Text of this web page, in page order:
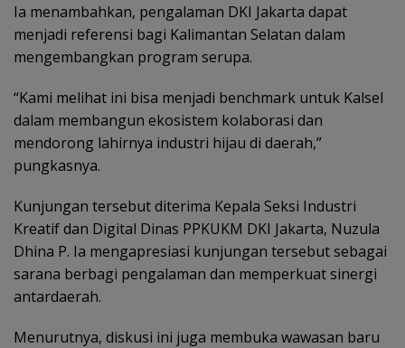
Ia menambahkan, pengalaman DKI Jakarta dapat
menjadi referensi bagi Kalimantan Selatan dalam
mengembangkan program serupa.
“Kami melihat ini bisa menjadi benchmark untuk Kalsel
dalam membangun ekosistem kolaborasi dan
mendorong lahirnya industri hijau di daerah,”
pungkasnya.
Kunjungan tersebut diterima Kepala Seksi Industri
Kreatif dan Digital Dinas PPKUKM DKI Jakarta, Nuzula
Dhina P. Ia mengapresiasi kunjungan tersebut sebagai
sarana berbagi pengalaman dan memperkuat sinergi
antardaerah.
Menurutnya, diskusi ini juga membuka wawasan baru